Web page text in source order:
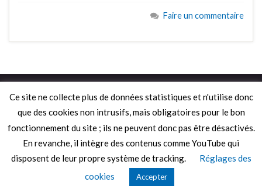
Faire un commentaire
Construit avec
parThèmes Graphene.
Ce site ne collecte plus de données statistiques et n'utilise donc
que des cookies non intrusifs, mais obligatoires pour le bon
fonctionnement du site ; ils ne peuvent donc pas être désactivés.
En revanche, il intègre des contenus comme YouTube qui
disposent de leur propre système de tracking.
Réglages des
cookies
Accepter